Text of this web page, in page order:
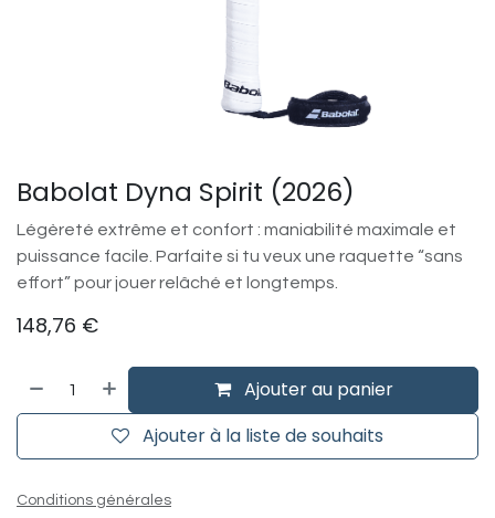
Babolat Dyna Spirit (2026)
Légèreté extrême et confort : maniabilité maximale et
puissance facile. Parfaite si tu veux une raquette “sans
effort” pour jouer relâché et longtemps.
148,76 €
Ajouter au panier
Ajouter à la liste de souhaits
Conditions générales